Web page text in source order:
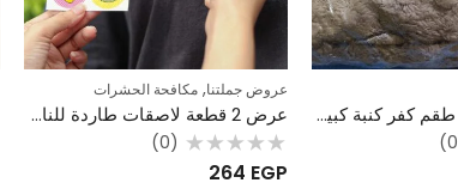
عرض التوفير: 2 طقم كفر كنبة كبير للحماية والتجديد + 6 مناديل بنية هدية
عروض جملتنا, مكافحة الحشرات
عرض 2 قطعة لاصقات طاردة للناموس والحشرات للأطفال – طبيعية وآمنة
تم
التقييم
(0)
264 EGP